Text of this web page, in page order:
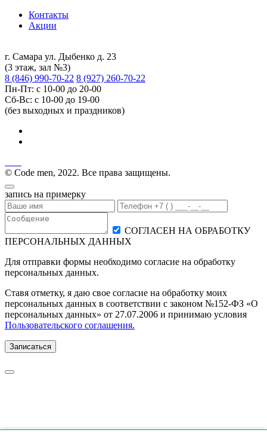
Контакты
Акции
г. Самара ул. Дыбенко д. 23
(3 этаж, зал №3)
8 (846) 990-70-22 8 (927) 260-70-22
Пн-Пт: с 10-00 до 20-00
Сб-Вс: с 10-00 до 19-00
(без выходных и праздников)
© Code men, 2022. Все права защищены.
запись на примерку
СОГЛАСЕН НА ОБРАБОТКУ
ПЕРСОНАЛЬНЫХ ДАННЫХ
Для отправки формы необходимо согласие на обработку
персональных данных.
Ставя отметку, я даю свое согласие на обработку моих
персональных данных в соответствии с законом №152-ФЗ «О
персональных данных» от 27.07.2006 и принимаю условия
Пользовательского соглашения.
Записаться